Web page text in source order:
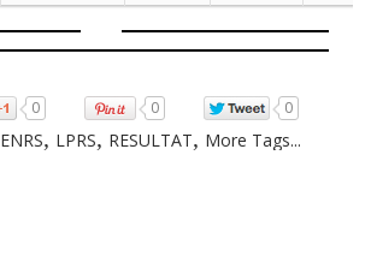
0 0 0
ENRS, LPRS, RESULTAT, More Tags...